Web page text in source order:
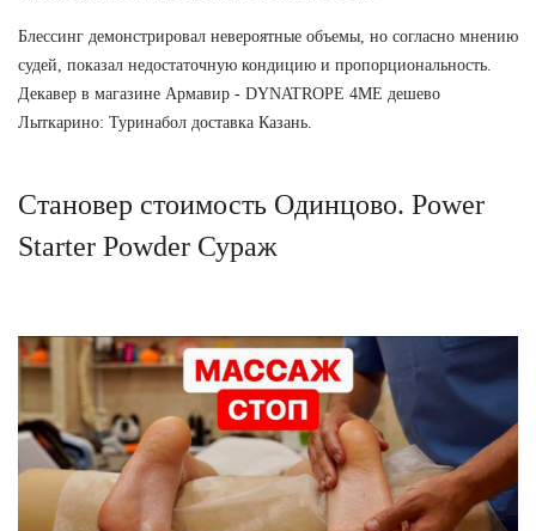
Блессинг демонстрировал невероятные объемы, но согласно мнению
судей, показал недостаточную кондицию и пропорциональность.
Декавер в магазине Армавир - DYNATROPE 4ME дешево
Лыткарино: Туринабол доставка Казань.
Становер стоимость Одинцово. Power
Starter Powder Сураж